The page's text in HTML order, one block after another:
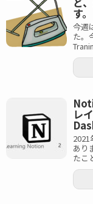
す。
今週
た。
レ
あり
たこ